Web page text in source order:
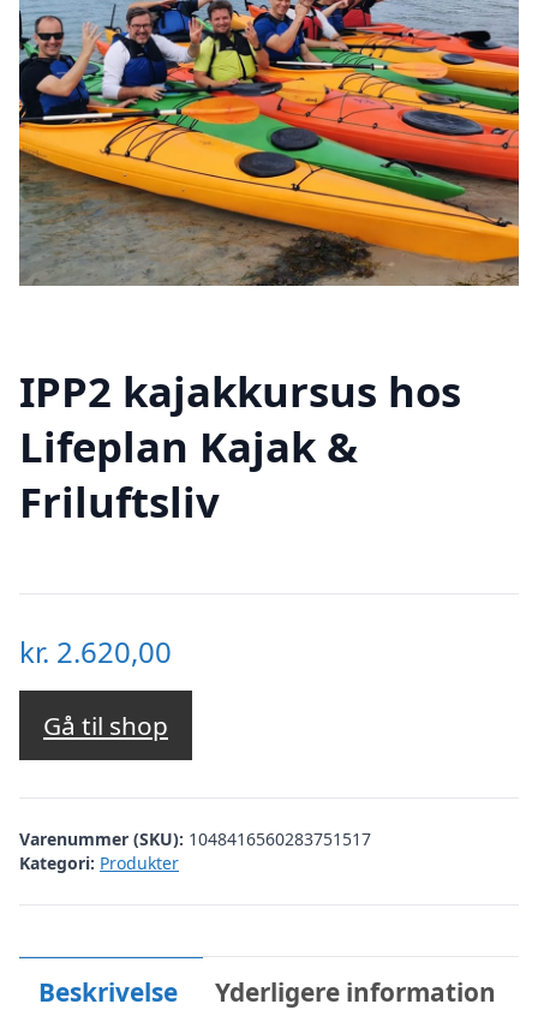
IPP2 kajakkursus hos
Lifeplan Kajak &
Friluftsliv
kr. 2.620,00
Gå til shop
Varenummer (SKU): 1048416560283751517
Kategori: Produkter
Beskrivelse Yderligere information